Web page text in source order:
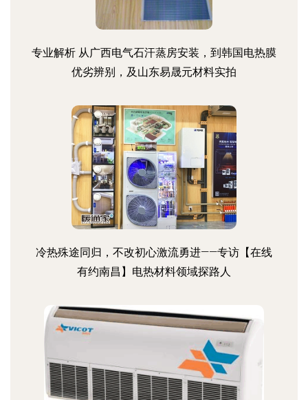
专业解析 从广西电气石汗蒸房安装，到韩国电热膜
优劣辨别，及山东易晟元材料实拍
冷热殊途同归，不改初心激流勇进——专访【在线
有约南昌】电热材料领域探路人